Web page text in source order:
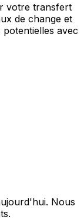
votre transfert
de change et
avec
Nous